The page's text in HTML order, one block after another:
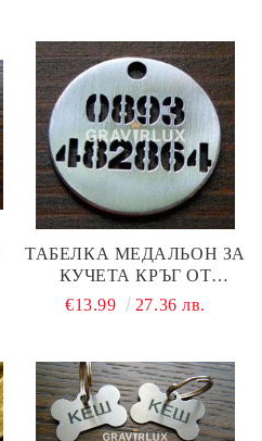
ТАБЕЛКА МЕДАЛЬОН ЗА
КУЧЕТА КРЪГ ОТ
СТОМАНА - МОДЕЛ М11
€13.99 27.36 лв.